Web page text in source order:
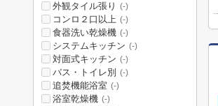
外観タイル張り (-)
コンロ２口以上 (-)
食器洗い乾燥機 (-)
システムキッチン (-)
対面式キッチン (-)
バス・トイレ別 (-)
追焚機能浴室 (-)
浴室乾燥機 (-)